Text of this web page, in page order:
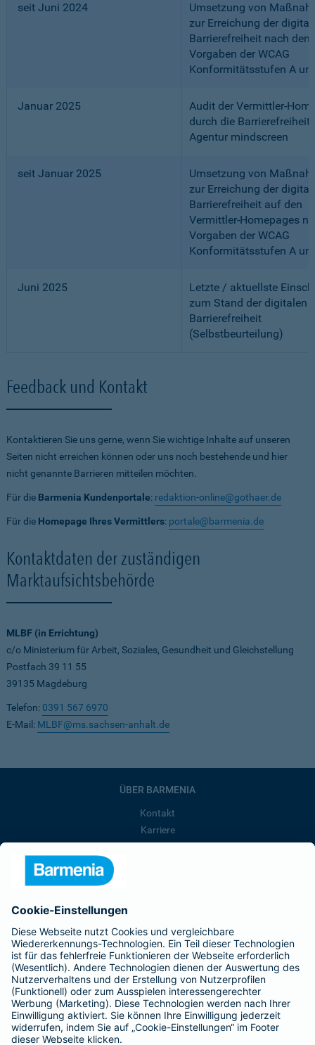
seit Juni 2024
Umsetzung von
zur Erreichung der
Barrierefreiheit nach den
Vorgaben der WCAG
Konformitätsstufen A
Januar 2025
Audit der Vermittler-
durch die
Agentur mindscreen
seit Januar 2025
Umsetzung von
zur Erreichung der
Barrierefreiheit auf den
Vermittler-Homepages
Vorgaben der WCAG
Konformitätsstufen A
Juni 2025
Letzte / aktuellste
zum Stand der digitalen
Barrierefreiheit
(Selbstbeurteilung)
Feedback und Kontakt
Kontaktieren Sie uns gerne, wenn Sie wichtige Inhalte auf unseren
Seiten nicht erreichen können oder uns noch bestehende und hier
nicht genannte Barrieren mitteilen möchten.
Für die Barmenia Kundenportale: redaktion-online@gothaer.de
Für die Homepage Ihres Vermittlers: portale@barmenia.de
Kontaktdaten der zuständigen
Marktaufsichtsbehörde
MLBF (in Errichtung)
c/o Ministerium für Arbeit, Soziales, Gesundheit und Gleichstellung
Postfach 39 11 55
39135 Magdeburg
Telefon: 0391 567 6970
E-Mail: MLBF@ms.sachsen-anhalt.de
ÜBER BARMENIA
Kontakt
Karriere
Presse
Barmenia ist Teil der BarmeniaGothaer
BELIEBTE SEITEN
Kranken-Zusatzversicherung
Tierversicherungen
Haftpflichtversicherung
Hausratversicherung